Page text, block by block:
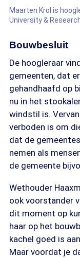
Maarten Krol is
University &
Bouwbesluit
De hoogleraar
gemeenten, dat
gehandhaafd op
nu in het
windstil is.
verboden is om
dat de
nemen als
de gemeente
Wethouder
ook voorstander
dit moment op
haar op het
kachel goed is
Maar voordat je